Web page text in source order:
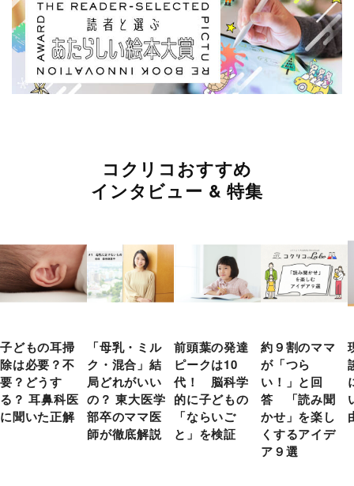
コクリコおすすめ
インタビュー & 特集
子どもの耳掃
除は必要？不
要？どうす
る？ 耳鼻科医
に聞いた正解
「母乳・ミル
ク・混合」結
局どれがいい
の？ 東大医学
部卒のママ医
師が徹底解説
前頭葉の発達
ピークは10
代！ 脳科学
的に子どもの
「ならいご
と」を検証
約９割のママ
が「つら
い！」と回
答 「読み聞
かせ」を楽し
くするアイデ
ア９選